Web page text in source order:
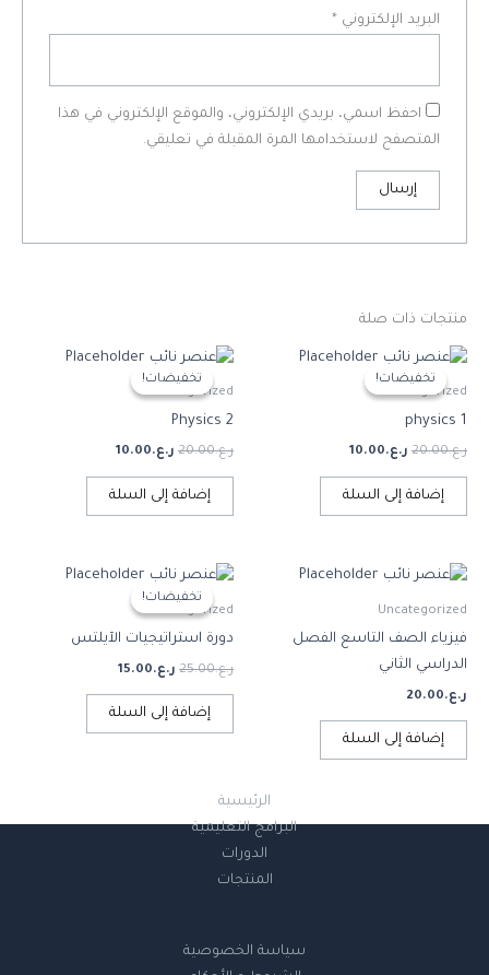
البريد الإلكتروني*
احفظ اسمي، بريدي الإلكتروني، والموقع الإلكتروني في هذا
المتصفح لاستخدامها المرة المقبلة في تعليقي.
منتجات ذات صلة
تخفيضات!
تخفيضات!
Uncategorized
physics 1
ر.ع.20.00
السعر
الأصلي
ر.ع.10.00
السعر
إضافة إلى السلة
تخفيضات!
تخفيضات!
Uncategorized
Physics 2
ر.ع.20.00
السعر
الأصلي
ر.ع.10.00
السعر
إضافة إلى السلة
Uncategorized
فيزياء الصف التاسع الفصل
الدراسي الثاني
ر.ع.20.00
إضافة إلى السلة
تخفيضات!
تخفيضات!
Uncategorized
دورة استراتيجيات الآيلتس
ر.ع.25.00
السعر
الأصلي
ر.ع.15.00
السعر
إضافة إلى السلة
الرئيسية
البرامج التعليمية
الدورات
المنتجات
سياسة الخصوصية